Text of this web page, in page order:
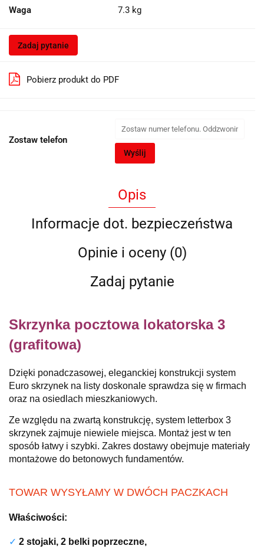
Waga 7.3 kg
Zadaj pytanie
Pobierz produkt do PDF
Zostaw telefon
Wyślij
Opis
Informacje dot. bezpieczeństwa
Opinie i oceny (0)
Zadaj pytanie
Skrzynka pocztowa lokatorska 3
(grafitowa)
Dzięki ponadczasowej, eleganckiej konstrukcji system
Euro skrzynek na listy doskonale sprawdza się w firmach
oraz na osiedlach mieszkaniowych.
Ze względu na zwartą konstrukcję, system letterbox 3
skrzynek zajmuje niewiele miejsca. Montaż jest w ten
sposób łatwy i szybki. Zakres dostawy obejmuje materiały
montażowe do betonowych fundamentów.
TOWAR WYSYŁAMY W DWÓCH PACZKACH
Właściwości:
✓ 2 stojaki, 2 belki poprzeczne,